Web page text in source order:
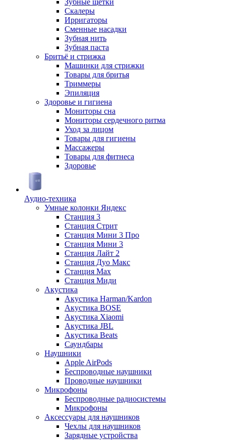
Зубные щётки
Скалеры
Ирригаторы
Сменные насадки
Зубная нить
Зубная паста
Бритьё и стрижка
Машинки для стрижки
Товары для бритья
Триммеры
Эпиляция
Здоровье и гигиена
Мониторы сна
Мониторы сердечного ритма
Уход за лицом
Товары для гигиены
Массажеры
Товары для фитнеса
Здоровье
Аудио-техника
Умные колонки Яндекс
Станция 3
Станция Стрит
Станция Мини 3 Про
Станция Мини 3
Станция Лайт 2
Станция Дуо Макс
Станция Max
Станция Миди
Акустика
Акустика Harman/Kardon
Акустика BOSE
Акустика Xiaomi
Акустика JBL
Акустика Beats
Саундбары
Наушники
Apple AirPods
Беспроводные наушники
Проводные наушники
Микрофоны
Беспроводные радиосистемы
Микрофоны
Аксессуары для наушников
Чехлы для наушников
Зарядные устройства